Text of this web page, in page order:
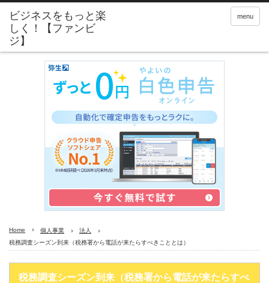
menu
Home 個人事業
法人
税務調査シーズン到来（税務署から電話が来たらすべきこととは）
税務調査シーズン到来（税務署から電話が来たらすべ